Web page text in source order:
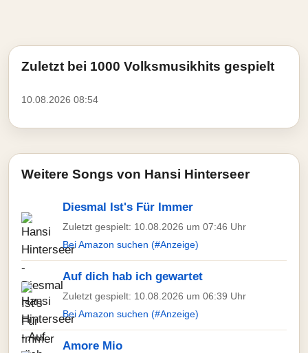
Zuletzt bei 1000 Volksmusikhits gespielt
10.08.2026 08:54
Weitere Songs von Hansi Hinterseer
Diesmal Ist's Für Immer
Zuletzt gespielt: 10.08.2026 um 07:46 Uhr
Bei Amazon suchen (#Anzeige)
Auf dich hab ich gewartet
Zuletzt gespielt: 10.08.2026 um 06:39 Uhr
Bei Amazon suchen (#Anzeige)
Amore Mio